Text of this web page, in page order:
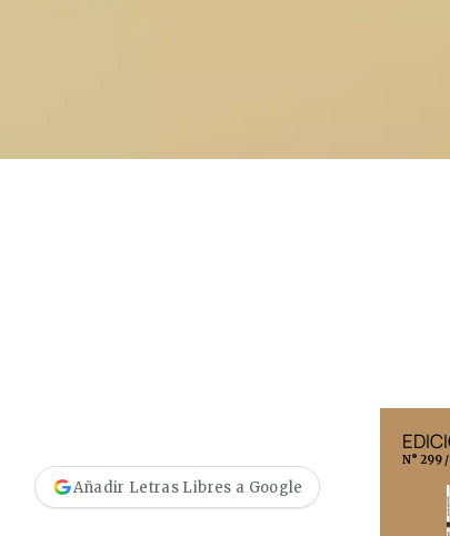
Añadir Letras Libres a Google
N° 299